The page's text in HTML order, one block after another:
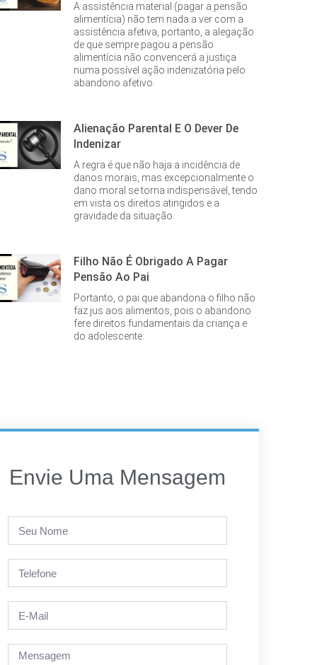
A assistência material (pagar a pensão
alimentícia) não tem nada a ver com a
assistência afetiva, portanto, a alegação
de que sempre pagou a pensão
alimentícia não convencerá a justiça
numa possível ação indenizatória pelo
abandono afetivo.
Alienação Parental E O Dever De
Indenizar
A regra é que não haja a incidência de
danos morais, mas excepcionalmente o
dano moral se torna indispensável, tendo
em vista os direitos atingidos e a
gravidade da situação.
Filho Não É Obrigado A Pagar
Pensão Ao Pai
Portanto, o pai que abandona o filho não
faz jus aos alimentos, pois o abandono
fere direitos fundamentais da criança e
do adolescente.
Envie Uma Mensagem